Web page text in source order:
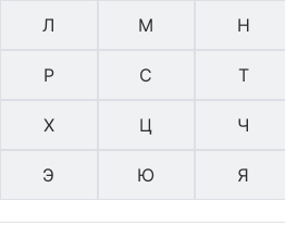
Л М Н
Р С Т
Х Ц Ч
Э Ю Я